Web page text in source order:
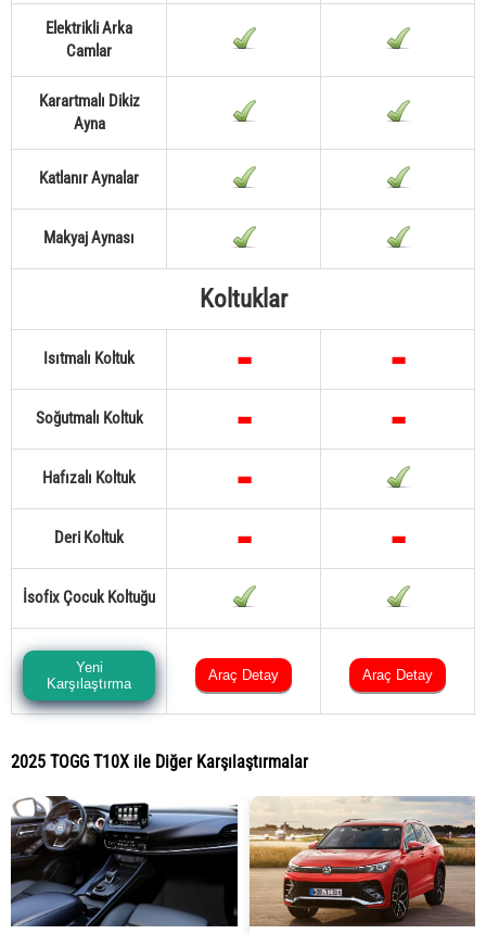
Elektrikli Arka
Camlar
Karartmalı Dikiz
Ayna
Katlanır Aynalar
Makyaj Aynası
Koltuklar
Isıtmalı Koltuk
Soğutmalı Koltuk
Hafızalı Koltuk
Deri Koltuk
İsofix Çocuk Koltuğu
Yeni
Karşılaştırma
Araç Detay Araç Detay
2025 TOGG T10X ile Diğer Karşılaştırmalar